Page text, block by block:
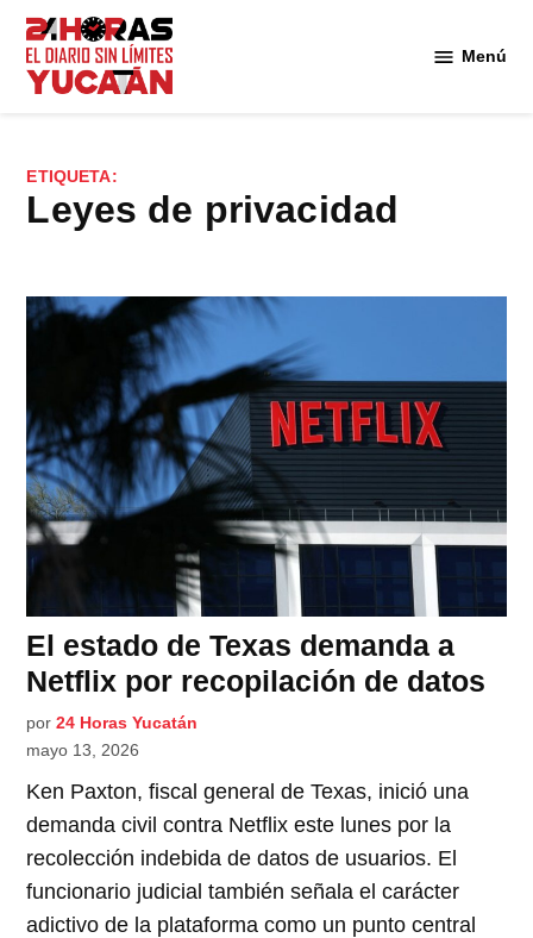
Saltar
contenido
Menú
ETIQUETA:
leyes de privacidad
El estado de Texas demanda a
Netflix por recopilación de datos
por 24 Horas Yucatán
mayo 13, 2026
Ken Paxton, fiscal general de Texas, inició una
demanda civil contra Netflix este lunes por la
recolección indebida de datos de usuarios. El
funcionario judicial también señala el carácter
adictivo de la plataforma como un punto central